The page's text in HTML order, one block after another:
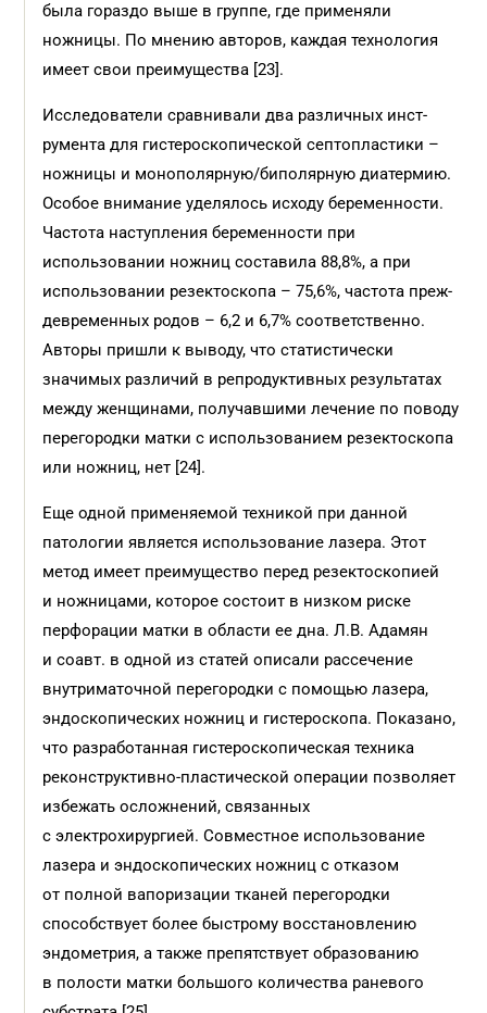
была гораздо выше в группе, где применяли
ножницы. По мнению авторов, каждая технология
имеет свои преимущества [23].
Исследователи сравнивали два различных инст­
румента для гистероскопической септопластики –
ножницы и монополярную/биполярную диатермию.
Особое внимание уделялось исходу беременности.
Частота наступления беременности при
использовании ножниц составила 88,8%, а при
использовании резектоскопа – 75,6%, частота преж­
девременных родов – 6,2 и 6,7% соответственно.
Авторы пришли к выводу, что статистически
значимых различий в репродуктивных результатах
между женщинами, получавшими лечение по поводу
перегородки матки с использованием резектоскопа
или ножниц, нет [24].
Еще одной применяемой техникой при данной
патологии является использование лазера. Этот
метод имеет преимущество перед резектоскопией
и ножницами, которое состоит в низком риске
перфорации матки в области ее дна. Л.В. Адамян
и соавт. в одной из статей описали рассечение
внутриматочной перегородки с помощью лазера,
эндоскопических ножниц и гистероскопа. Показано,
что разработанная гистероскопическая техника
реконструктивно-пластической операции позволяет
избежать осложнений, связанных
с электрохирургией. Совместное использование
лазера и эндоскопических ножниц с отказом
от полной вапоризации тканей перегородки
способствует более быстрому восстановлению
эндометрия, а также препятствует образованию
в полости матки большого количества раневого